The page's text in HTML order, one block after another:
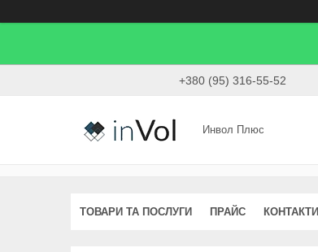
+380 (95) 316-55-52
Инвол Плюс
ТОВАРИ ТА ПОСЛУГИ ПРАЙС КОНТАКТИ